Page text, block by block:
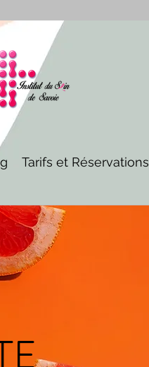
Tarifs et Réservations